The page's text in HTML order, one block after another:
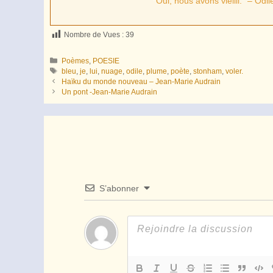
Nombre de Vues : 39
Catégories
Poèmes POESIE
Étiquettes
bleu ,je ,lui ,nuage ,odile ,plume ,poète ,stonham ,voler.
Haïku du monde nouveau – Jean-Marie Audrain
Un pont -Jean-Marie Audrain
S’abonner